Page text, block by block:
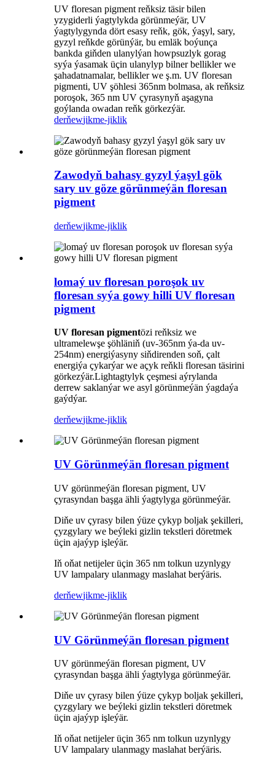
UV floresan pigment reňksiz täsir bilen
yzygiderli ýagtylykda görünmeýär, UV
ýagtylygynda dört esasy reňk, gök, ýaşyl, sary,
gyzyl reňkde görünýär, bu emläk boýunça
bankda giňden ulanylýan howpsuzlyk gorag
syýa ýasamak üçin ulanylyp bilner bellikler we
şahadatnamalar, bellikler we ş.m. UV floresan
pigmenti, UV şöhlesi 365nm bolmasa, ak reňksiz
poroşok, 365 nm UV çyrasynyň aşagyna
goýlanda owadan reňk görkezýär.
derňewjikme-jiklik
Zawodyň bahasy gyzyl ýaşyl gök
sary uv göze görünmeýän floresan
pigment
derňewjikme-jiklik
lomaý uv floresan poroşok uv
floresan syýa gowy hilli UV floresan
pigment
UV floresan pigmentözi reňksiz we
ultramelewşe şöhläniň (uv-365nm ýa-da uv-
254nm) energiýasyny siňdirenden soň, çalt
energiýa çykarýar we açyk reňkli floresan täsirini
görkezýär.Lightagtylyk çeşmesi aýrylanda
derrew saklanýar we asyl görünmeýän ýagdaýa
gaýdýar.
derňewjikme-jiklik
UV Görünmeýän floresan pigment
UV görünmeýän floresan pigment, UV
çyrasyndan başga ähli ýagtylyga görünmeýär.
Diňe uv çyrasy bilen ýüze çykyp boljak şekilleri,
çyzgylary we beýleki gizlin tekstleri döretmek
üçin ajaýyp işleýär.
Iň oňat netijeler üçin 365 nm tolkun uzynlygy
UV lampalary ulanmagy maslahat berýäris.
derňewjikme-jiklik
UV Görünmeýän floresan pigment
UV görünmeýän floresan pigment, UV
çyrasyndan başga ähli ýagtylyga görünmeýär.
Diňe uv çyrasy bilen ýüze çykyp boljak şekilleri,
çyzgylary we beýleki gizlin tekstleri döretmek
üçin ajaýyp işleýär.
Iň oňat netijeler üçin 365 nm tolkun uzynlygy
UV lampalary ulanmagy maslahat berýäris.